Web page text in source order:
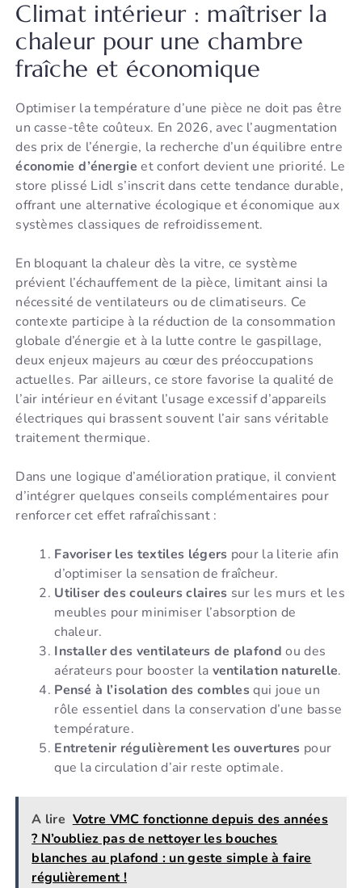
Climat intérieur : maîtriser la
chaleur pour une chambre
fraîche et économique
Optimiser la température d’une pièce ne doit pas être
un casse-tête coûteux. En 2026, avec l’augmentation
des prix de l’énergie, la recherche d’un équilibre entre
économie d’énergie et confort devient une priorité. Le
store plissé Lidl s’inscrit dans cette tendance durable,
offrant une alternative écologique et économique aux
systèmes classiques de refroidissement.
En bloquant la chaleur dès la vitre, ce système
prévient l’échauffement de la pièce, limitant ainsi la
nécessité de ventilateurs ou de climatiseurs. Ce
contexte participe à la réduction de la consommation
globale d’énergie et à la lutte contre le gaspillage,
deux enjeux majeurs au cœur des préoccupations
actuelles. Par ailleurs, ce store favorise la qualité de
l’air intérieur en évitant l’usage excessif d’appareils
électriques qui brassent souvent l’air sans véritable
traitement thermique.
Dans une logique d’amélioration pratique, il convient
d’intégrer quelques conseils complémentaires pour
renforcer cet effet rafraîchissant :
Favoriser les textiles légers pour la literie afin
d’optimiser la sensation de fraîcheur.
Utiliser des couleurs claires sur les murs et les
meubles pour minimiser l’absorption de
chaleur.
Installer des ventilateurs de plafond ou des
aérateurs pour booster la ventilation naturelle.
Pensé à l’isolation des comblesqui joue un
rôle essentiel dans la conservation d’une basse
température.
Entretenir régulièrement les ouvertures pour
que la circulation d’air reste optimale.
A lire Votre VMC fonctionne depuis des années
? N’oubliez pas de nettoyer les bouches
blanches au plafond : un geste simple à faire
régulièrement !